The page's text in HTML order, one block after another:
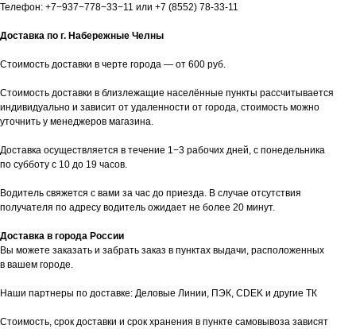
Телефон: +7−937−778−33−11 или +7 (8552) 78-33-11
Доставка по г. Набережные Челны
Стоимость доставки в черте города — от 600 руб.
Стоимость доставки в близлежащие населённые пункты рассчитывается
индивидуально и зависит от удаленности от города, стоимость можно
уточнить у менеджеров магазина.
Доставка осуществляется в течение 1−3 рабочих дней, с понедельника
по субботу с 10 до 19 часов.
Водитель свяжется с вами за час до приезда. В случае отсутствия
получателя по адресу водитель ожидает не более 20 минут.
Доставка в города России
Вы можете заказать и забрать заказ в пунктах выдачи, расположенных
в вашем городе.
Наши партнеры по доставке: Деловые Линии, ПЭК, CDEK и другие ТК
Стоимость, срок доставки и срок хранения в пункте самовывоза зависят